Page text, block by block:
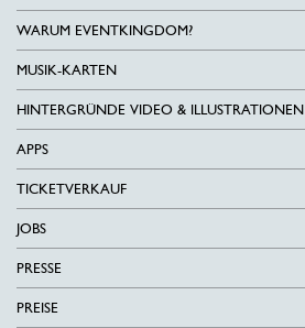
WARUM EVENTKINGDOM?
MUSIK-KARTEN
HINTERGRÜNDE VIDEO & ILLUSTRATIONEN
APPS
TICKETVERKAUF
JOBS
PRESSE
PREISE